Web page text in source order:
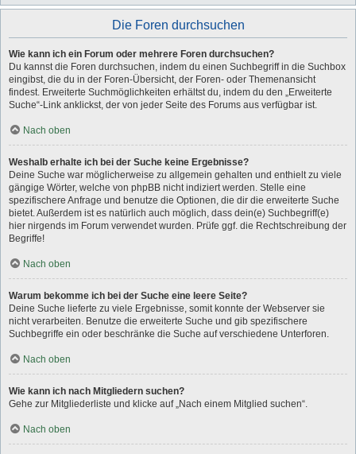
Die Foren durchsuchen
Wie kann ich ein Forum oder mehrere Foren durchsuchen?
Du kannst die Foren durchsuchen, indem du einen Suchbegriff in die Suchbox
eingibst, die du in der Foren-Übersicht, der Foren- oder Themenansicht
findest. Erweiterte Suchmöglichkeiten erhältst du, indem du den „Erweiterte
Suche“-Link anklickst, der von jeder Seite des Forums aus verfügbar ist.
Nach oben
Weshalb erhalte ich bei der Suche keine Ergebnisse?
Deine Suche war möglicherweise zu allgemein gehalten und enthielt zu viele
gängige Wörter, welche von phpBB nicht indiziert werden. Stelle eine
spezifischere Anfrage und benutze die Optionen, die dir die erweiterte Suche
bietet. Außerdem ist es natürlich auch möglich, dass dein(e) Suchbegriff(e)
hier nirgends im Forum verwendet wurden. Prüfe ggf. die Rechtschreibung der
Begriffe!
Nach oben
Warum bekomme ich bei der Suche eine leere Seite?
Deine Suche lieferte zu viele Ergebnisse, somit konnte der Webserver sie
nicht verarbeiten. Benutze die erweiterte Suche und gib spezifischere
Suchbegriffe ein oder beschränke die Suche auf verschiedene Unterforen.
Nach oben
Wie kann ich nach Mitgliedern suchen?
Gehe zur Mitgliederliste und klicke auf „Nach einem Mitglied suchen“.
Nach oben